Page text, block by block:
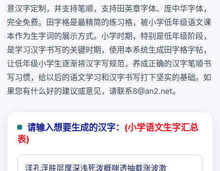
意汉字定制，并支持笔顺，支持田英章字体、庞中华字体，
完全免费。田字格是最精简的练习格，被小学低年级语文课
本作为生字词的展示方式。小学时期，特别是低年级阶段，
是学习汉字书写的关键时期，使用本系统生成田字格字帖，
让低年级小学生逐渐将汉字写规范，养成正确的汉字笔顺书
写习惯，给以后的语文学习和汉字书写打下坚实的基础。如
果您有什么好的建议或意见，请联系8@an2.net。
请输入想要生成的汉字： (小学语文生字汇总
表)